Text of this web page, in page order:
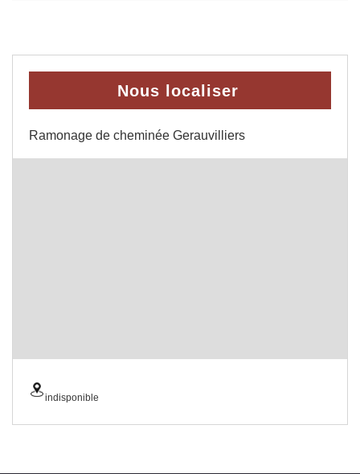
Nous localiser
Ramonage de cheminée Gerauvilliers
indisponible